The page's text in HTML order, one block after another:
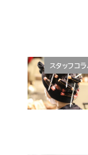
スタッフコ